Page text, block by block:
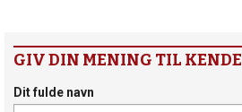
GIV DIN MENING TIL KENDE
Dit fulde navn